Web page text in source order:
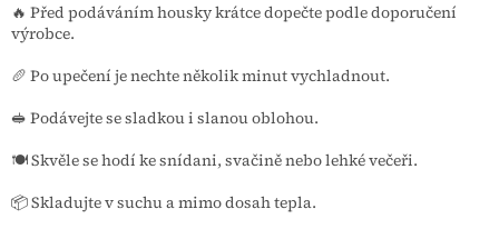
🔥 Před podáváním housky krátce dopečte podle doporučení
výrobce.
🥖 Po upečení je nechte několik minut vychladnout.
🥪 Podávejte se sladkou i slanou oblohou.
🍽️ Skvěle se hodí ke snídani, svačině nebo lehké večeři.
📦 Skladujte v suchu a mimo dosah tepla.